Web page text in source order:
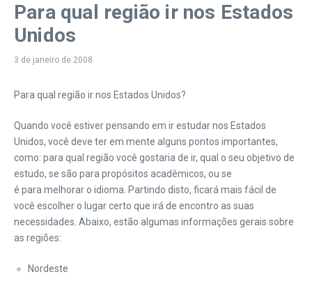
Para qual região ir nos Estados
Unidos
3 de janeiro de 2008
Para qual região ir nos Estados Unidos?
Quando você estiver pensando em ir estudar nos Estados
Unidos, você deve ter em mente alguns pontos importantes,
como: para qual região você gostaria de ir, qual o seu objetivo de
estudo, se são para propósitos acadêmicos, ou se
é para melhorar o idioma. Partindo disto, ficará mais fácil de
você escolher o lugar certo que irá de encontro as suas
necessidades. Abaixo, estão algumas informações gerais sobre
as regiões:
Nordeste